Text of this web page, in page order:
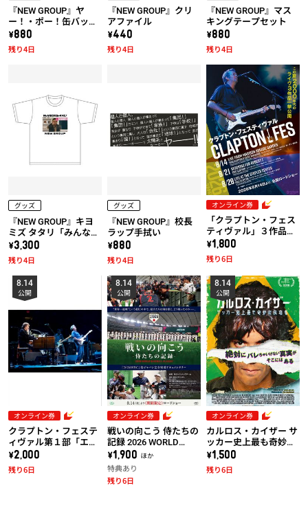
『NEW GROUP』ヤ
ー！・ポー！缶バッジ
セット
\880
残り4日
『NEW GROUP』クリ
アファイル
\440
残り4日
『NEW GROUP』マス
キングテープセット
\880
残り4日
グッズ
『NEW GROUP』キヨ
ミズ タタリ「みんな騙
されちゃダメだ！」T
シャツ
\3,300
残り4日
グッズ
『NEW GROUP』校長
ラップ手拭い
\880
残り4日
オンライン券
「クラプトン・フェス
ティヴァル」３作品共
通券
\1,800
残り6日
8.14
公開
オンライン券
クラプトン・フェステ
ィヴァル第１部「エリ
ック・クラプトン＆ス
ティーヴ・ウィンウッ
ド：ライヴ・アット・
\2,000
残り6日
8.14
公開
オンライン券
戦いの向こう 侍たちの
記録 2026 WORLD
BASEBALL CLASSIC
\1,900 ほか
特典あり
残り6日
8.14
公開
オンライン券
カルロス・カイザー サ
ッカー史上最も奇妙な
成功者
\1,500
残り6日